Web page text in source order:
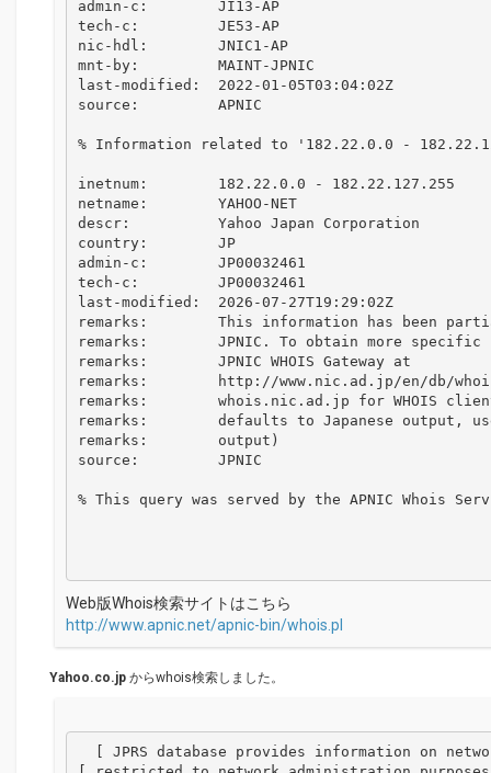
admin-c:        JI13-AP
tech-c:         JE53-AP
nic-hdl:        JNIC1-AP
mnt-by:         MAINT-JPNIC
last-modified:  2022-01-05T03:04:02Z
source:         APNIC
% Information related to '182.22.0.0 -
inetnum:        182.22.0.0 - 182.22.127.255
netname:        YAHOO-NET
descr:          Yahoo Japan Corporation
country:        JP
admin-c:        JP00032461
tech-c:         JP00032461
last-modified:  2026-07-27T19:29:02Z
remarks:        This information has been
remarks:        JPNIC. To obtain more specific
remarks:        JPNIC WHOIS Gateway at
remarks:        http://www.nic.ad.jp/en/db/
remarks:        whois.nic.ad.jp for WHOIS
remarks:        defaults to Japanese output,
remarks:        output)
source:         JPNIC
% This query was served by the APNIC Whois
Web版Whois検索サイトはこちら
http://www.apnic.net/apnic-bin/whois.pl
Yahoo.co.jp からwhois検索しました。